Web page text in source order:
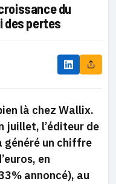
du
des pertes
là chez Wallix.
juillet, l’éditeur de
généré un chiffre
en
annoncé), au